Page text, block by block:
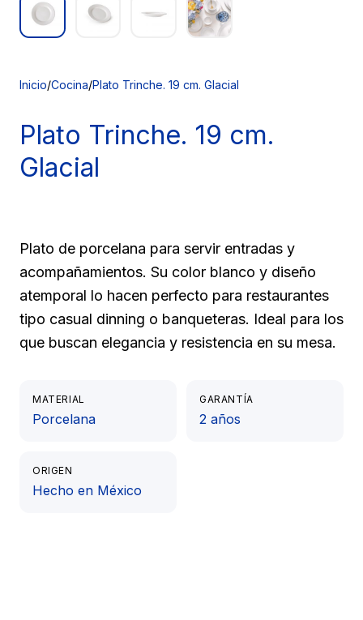
Inicio/Cocina/Plato Trinche. 19 cm. Glacial
Plato Trinche. 19 cm.
Glacial
Plato de porcelana para servir entradas y
acompañamientos. Su color blanco y diseño
atemporal lo hacen perfecto para restaurantes
tipo casual dinning o banqueteras. Ideal para los
que buscan elegancia y resistencia en su mesa.
MATERIAL
Porcelana
GARANTÍA
2 años
ORIGEN
Hecho en México